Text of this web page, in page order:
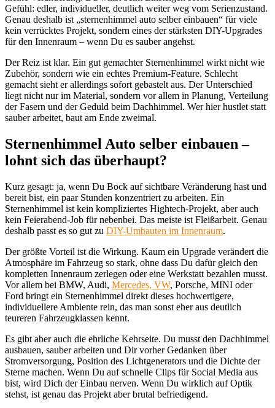
Gefühl: edler, individueller, deutlich weiter weg vom Serienzustand.
Genau deshalb ist „sternenhimmel auto selber einbauen“ für viele
kein verrücktes Projekt, sondern eines der stärksten DIY-Upgrades
für den Innenraum – wenn Du es sauber angehst.
Der Reiz ist klar. Ein gut gemachter Sternenhimmel wirkt nicht wie
Zubehör, sondern wie ein echtes Premium-Feature. Schlecht
gemacht sieht er allerdings sofort gebastelt aus. Der Unterschied
liegt nicht nur im Material, sondern vor allem in Planung, Verteilung
der Fasern und der Geduld beim Dachhimmel. Wer hier hustlet statt
sauber arbeitet, baut am Ende zweimal.
Sternenhimmel Auto selber einbauen –
lohnt sich das überhaupt?
Kurz gesagt: ja, wenn Du Bock auf sichtbare Veränderung hast und
bereit bist, ein paar Stunden konzentriert zu arbeiten. Ein
Sternenhimmel ist kein kompliziertes Hightech-Projekt, aber auch
kein Feierabend-Job für nebenbei. Das meiste ist Fleißarbeit. Genau
deshalb passt es so gut zu DIY-Umbauten im Innenraum.
Der größte Vorteil ist die Wirkung. Kaum ein Upgrade verändert die
Atmosphäre im Fahrzeug so stark, ohne dass Du dafür gleich den
kompletten Innenraum zerlegen oder eine Werkstatt bezahlen musst.
Vor allem bei BMW, Audi, Mercedes, VW, Porsche, MINI oder
Ford bringt ein Sternenhimmel direkt dieses hochwertigere,
individuellere Ambiente rein, das man sonst eher aus deutlich
teureren Fahrzeugklassen kennt.
Es gibt aber auch die ehrliche Kehrseite. Du musst den Dachhimmel
ausbauen, sauber arbeiten und Dir vorher Gedanken über
Stromversorgung, Position des Lichtgenerators und die Dichte der
Sterne machen. Wenn Du auf schnelle Clips für Social Media aus
bist, wird Dich der Einbau nerven. Wenn Du wirklich auf Optik
stehst, ist genau das Projekt aber brutal befriedigend.